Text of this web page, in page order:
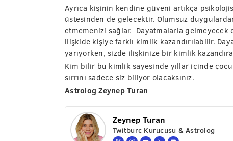
Ayrıca kişinin kendine güveni artıkça
üstesinden de gelecektir. Olumsuz
etmemenizi sağlar. Dayatmalarla
ilişkide kişiye farklı kimlik kazandırılabilir.
yarıyorken, sizde ilişkinize bir kimlik
Kim bilir bu kimlik sayesinde yıllar içinde
sırrını sadece siz biliyor olacaksınız.
Astrolog Zeynep Turan
Zeynep Turan
Twitburc Kurucusu & Astrolog